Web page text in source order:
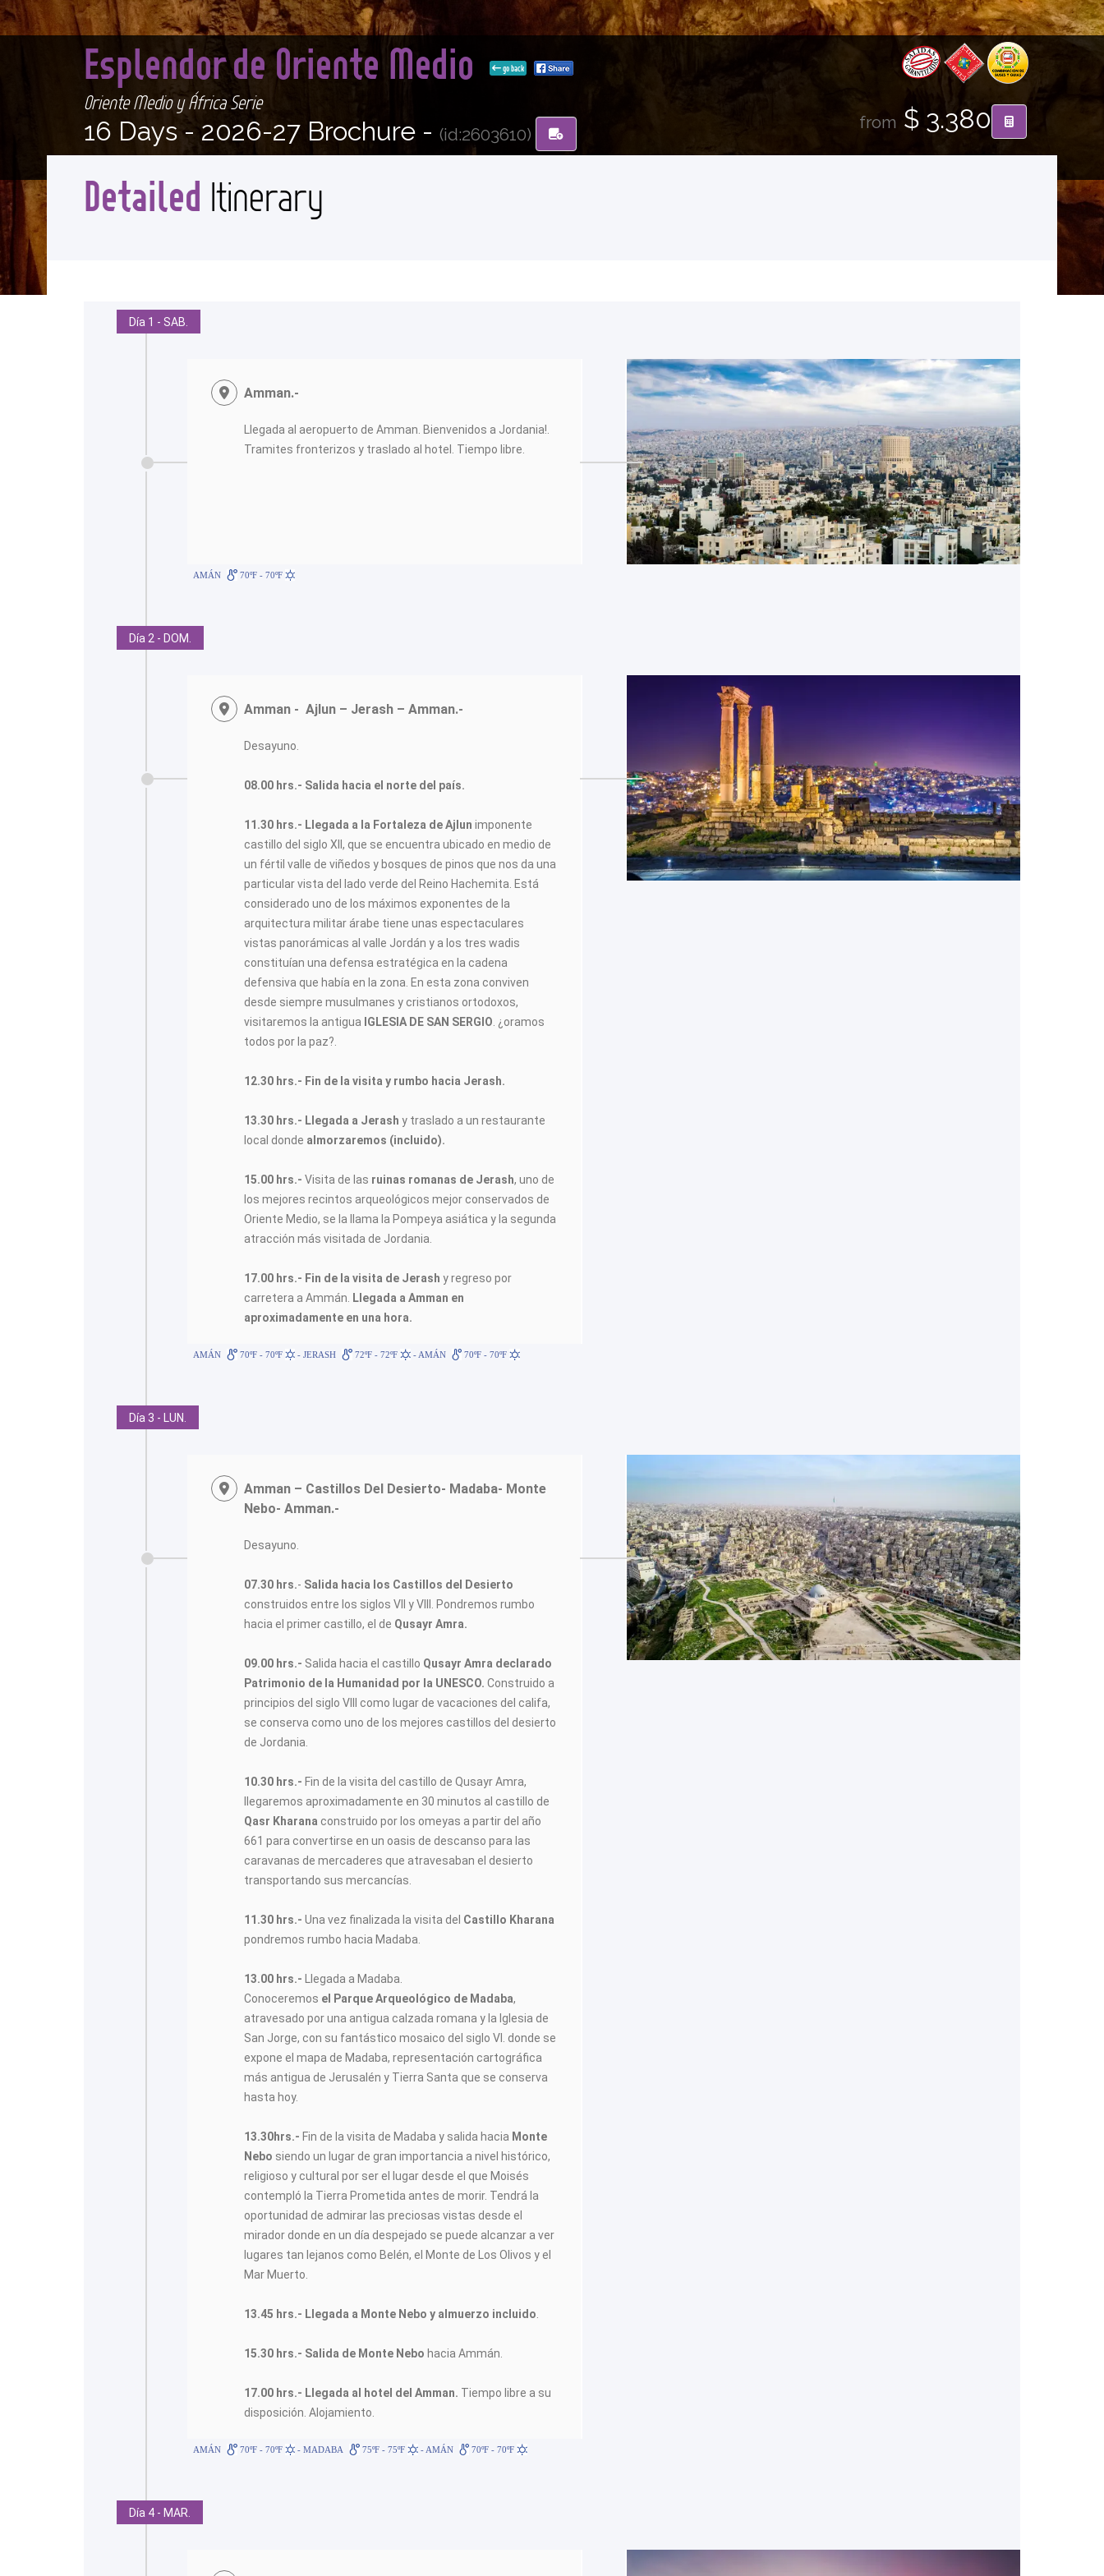
Esplendor de Oriente Medio go back
Oriente Medio y África Serie
16 Days - 2026-27 Brochure - (id:2603610)
from $ 3.380
Detailed Itinerary
Día 1 - SAB.
Amman.-
Llegada al aeropuerto de Amman. Bienvenidos a Jordania!.
Tramites fronterizos y traslado al hotel. Tiempo libre.
AMÁN 70ºF - 70ºF
Día 2 - DOM.
Amman - Ajlun – Jerash – Amman.-
Desayuno.
08.00 hrs.- Salida hacia el norte del país.
11.30 hrs.- Llegada a la Fortaleza de Ajlun imponente
castillo del siglo XII, que se encuentra ubicado en medio de
un fértil valle de viñedos y bosques de pinos que nos da una
particular vista del lado verde del Reino Hachemita. Está
considerado uno de los máximos exponentes de la
arquitectura militar árabe tiene unas espectaculares
vistas panorámicas al valle Jordán y a los tres wadis
constituían una defensa estratégica en la cadena
defensiva que había en la zona. En esta zona conviven
desde siempre musulmanes y cristianos ortodoxos,
visitaremos la antigua IGLESIA DE SAN SERGIO . ¿oramos
todos por la paz?.
12.30 hrs.- Fin de la visita y rumbo hacia Jerash.
13.30 hrs.- Llegada a Jerashy traslado a un restaurante
local donde almorzaremos (incluido).
15.00 hrs.- Visita de las ruinas romanas de Jerash, uno de
los mejores recintos arqueológicos mejor conservados de
Oriente Medio, se la llama la Pompeya asiática y la segunda
atracción más visitada de Jordania.
17.00 hrs.- Fin de la visita de Jerash y regreso por
carretera a Ammán.
Llegada a Amman en
aproximadamente en una hora.
AMÁN 70ºF - 70ºF - JERASH 72ºF - 72ºF - AMÁN 70ºF - 70ºF
Día 3 - LUN.
Amman – Castillos Del Desierto- Madaba- Monte
Nebo- Amman.-
Desayuno.
07.30 hrs.- Salida hacia los Castillos del Desierto
construidos entre los siglos VII y VIII. Pondremos rumbo
hacia el primer castillo, el de Qusayr Amra.
09.00 hrs.- Salida hacia el castillo Qusayr Amra declarado
Patrimonio de la Humanidad por la UNESCO. Construido a
principios del siglo VIII como lugar de vacaciones del califa,
se conserva como uno de los mejores castillos del desierto
de Jordania.
10.30 hrs.- Fin de la visita del castillo de Qusayr Amra,
llegaremos aproximadamente en 30 minutos al castillo de
Qasr Kharana construido por los omeyas a partir del año
661 para convertirse en un oasis de descanso para las
caravanas de mercaderes que atravesaban el desierto
transportando sus mercancías.
11.30 hrs.-Una vez finalizada la visita del Castillo Kharana
pondremos rumbo hacia Madaba.
13.00 hrs.- Llegada a Madaba.
Conoceremos el Parque Arqueológico de Madaba,
atravesado por una antigua calzada romana y la Iglesia de
San Jorge, con su fantástico mosaico del siglo VI. donde se
expone el mapa de Madaba, representación cartográfica
más antigua de Jerusalén y Tierra Santa que se conserva
hasta hoy.
13.30hrs.- Fin de la visita de Madaba y salida hacia Monte
Nebo siendo un lugar de gran importancia a nivel histórico,
religioso y cultural por ser el lugar desde el que Moisés
contempló la Tierra Prometida antes de morir. Tendrá la
oportunidad de admirar las preciosas vistas desde el
mirador donde en un día despejado se puede alcanzar a ver
lugares tan lejanos como Belén, el Monte de Los Olivos y el
Mar Muerto.
13.45 hrs.- Llegada a Monte Nebo y almuerzo incluido
15.30 hrs.- Salida de Monte Nebo hacia Ammán.
17.00 hrs.- Llegada al hotel del Amman. Tiempo libre a su
disposición. Alojamiento.
AMÁN 70ºF - 70ºF - MADABA 75ºF - 75ºF - AMÁN 70ºF - 70ºF
Día 4 - MAR.